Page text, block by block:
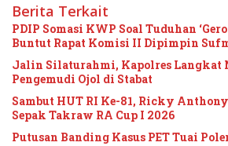
Berita Terkait
PDIP Somasi KWP Soal Tuduhan
Buntut Rapat Komisi II Dipimpin
Jalin Silaturahmi, Kapolres Langkat
Pengemudi Ojol di Stabat
Sambut HUT RI Ke-81, Ricky
Sepak Takraw RA Cup I 2026
Putusan Banding Kasus PET Tuai